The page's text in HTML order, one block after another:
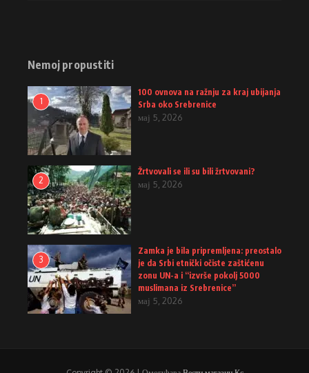
Nemoj propustiti
1
100 ovnova na ražnju za kraj ubijanja
Srba oko Srebrenice
мај 5, 2026
2
Žrtvovali se ili su bili žrtvovani?
мај 5, 2026
3
Zamka je bila pripremljena: preostalo
je da Srbi etnički očiste zaštićenu
zonu UN-a i “izvrše pokolj 5000
muslimana iz Srebrenice”
мај 5, 2026